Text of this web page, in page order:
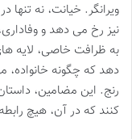
ویرانگر. خیانت، نه
نیز رخ می دهد و
به ظرافت خاصی، لایه
دهد که چگونه خانواده،
رنج. این مضامین،
کنند که در آن، هیچ